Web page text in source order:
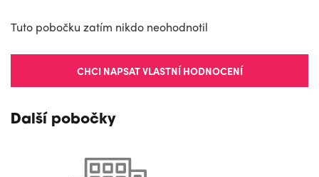
Tuto pobočku zatím nikdo neohodnotil
CHCI NAPSAT VLASTNÍ HODNOCENÍ
Další pobočky